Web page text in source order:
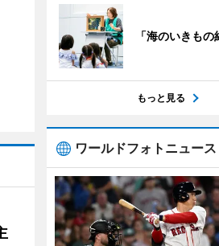
「海のいきもの
もっと見る
ワールドフォトニュース